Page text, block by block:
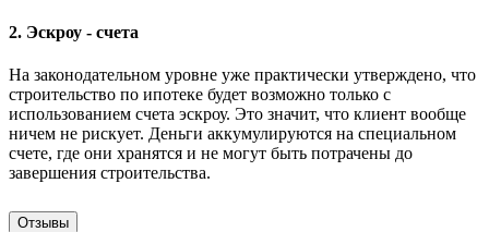
2. Эскроу - счета
На законодательном уровне уже практически утверждено, что
строительство по ипотеке будет возможно только с
использованием счета эскроу. Это значит, что клиент вообще
ничем не рискует. Деньги аккумулируются на специальном
счете, где они хранятся и не могут быть потрачены до
завершения строительства.
Отзывы